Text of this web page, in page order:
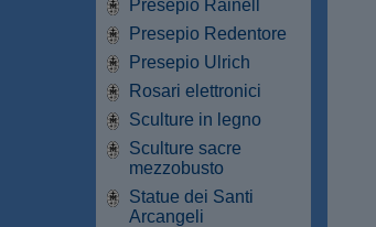
Presepio Rainell
Presepio Redentore
Presepio Ulrich
Rosari elettronici
Sculture in legno
Sculture sacre
mezzobusto
Statue dei Santi
Arcangeli